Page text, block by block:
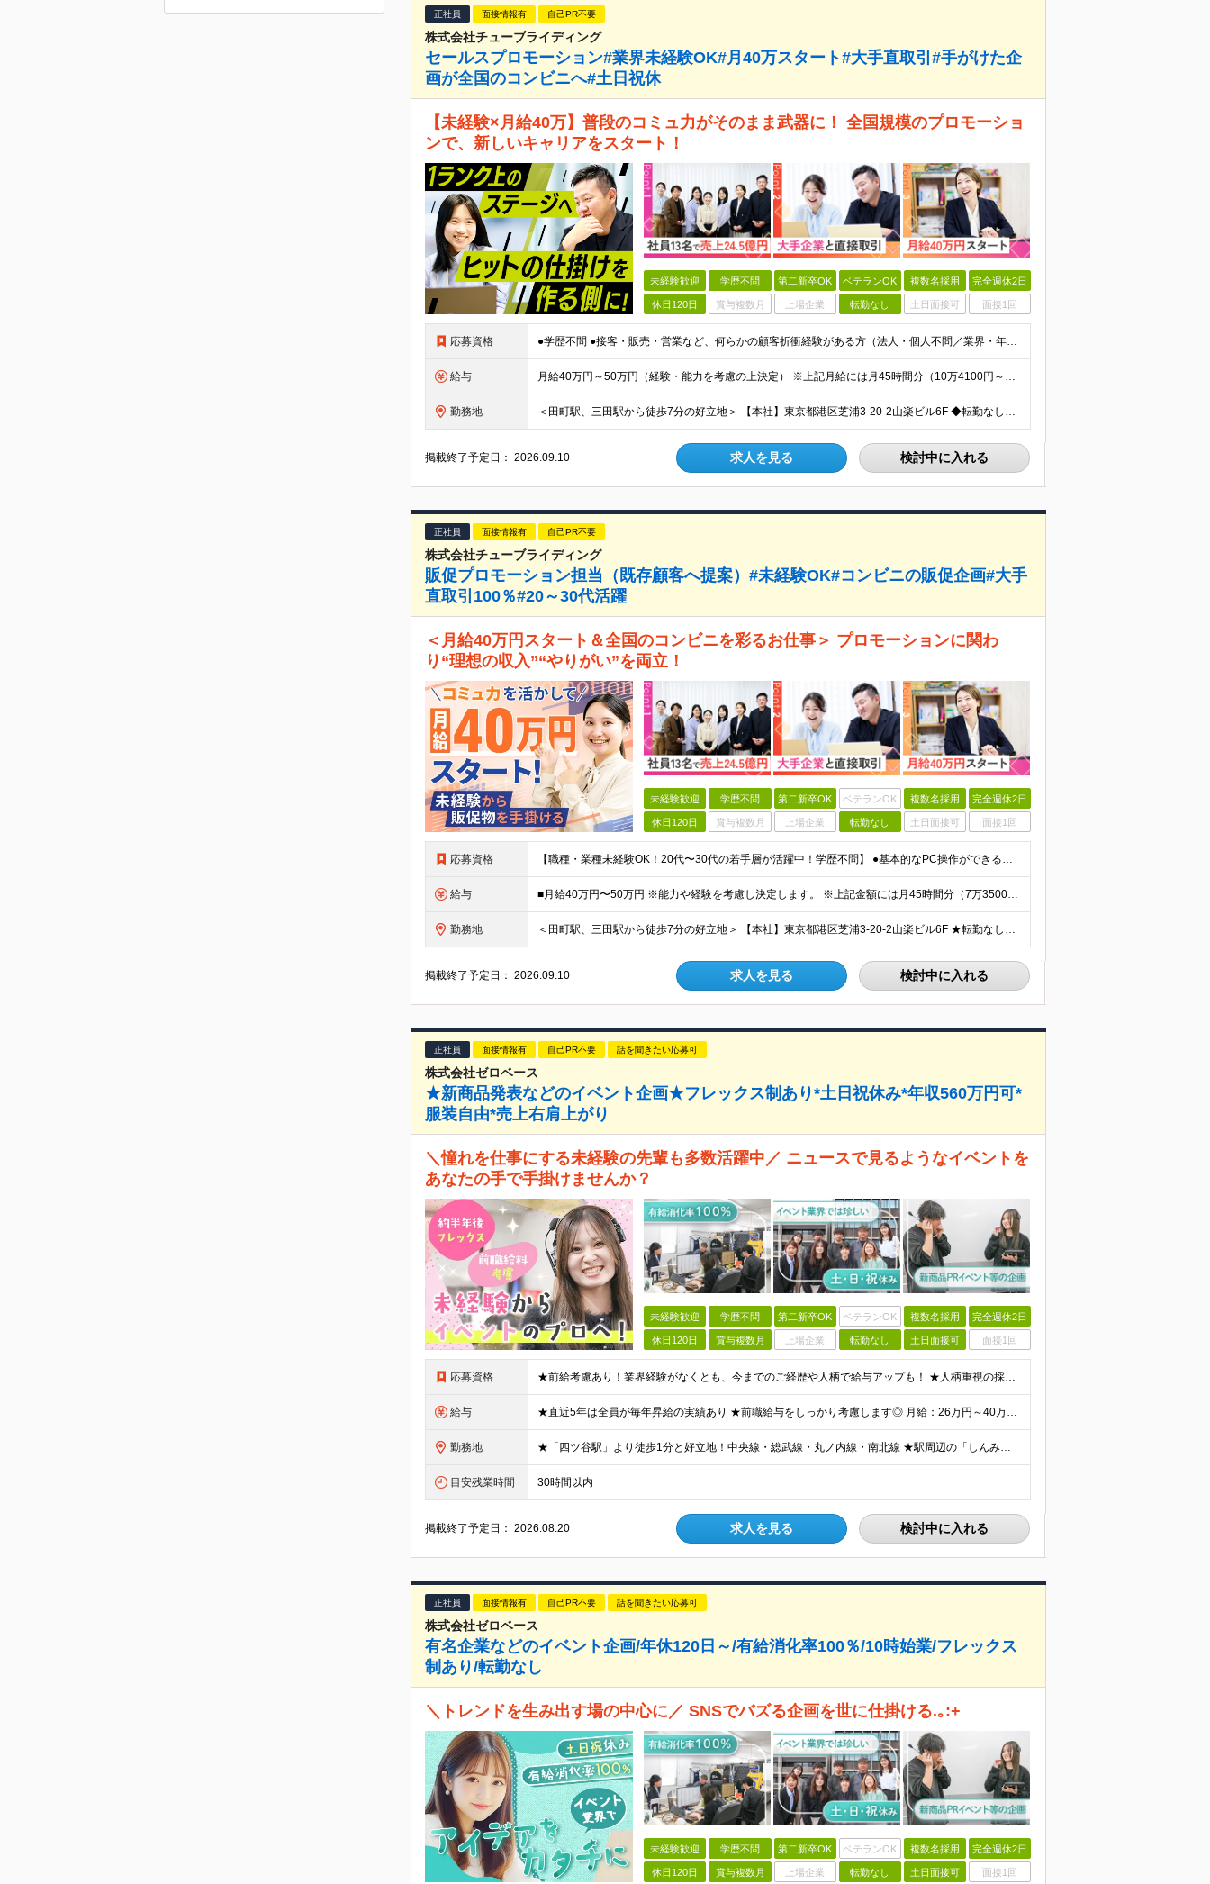
正社員 面接情報有 自己PR不要
株式会社チューブライディング
セールスプロモーション#業界未経験OK#月40万スタート#大手直取引#手がけた企
画が全国のコンビニへ#土日祝休
【未経験×月給40万】普段のコミュ力がそのまま武器に！ 全国規模のプロモーショ
ンで、新しいキャリアをスタート！
未経験歓迎 学歴不問 第二新卒OK ベテランOK 複数名採用 完全週休2日
休日120日 賞与複数月 上場企業 転勤なし 土日面接可 面接1回
応募資格 ●学歴不問 ●接客・販売・営業など、何らかの顧客折衝経験がある方（法人・個人不問／業界・年数不問） ※コミュニケーション力やヒアリング力を武器に、目標や数字を追ってきた経験（店舗売上や個人目標など）
給与 月給40万円～50万円（経験・能力を考慮の上決定） ※上記月給には月45時間分（10万4100円～）の固定残業代が含まれます。超過分は別途支給。 ※試用期間3ヶ月（待遇差異なし） ★業界経験者（印刷
勤務地 ＜田町駅、三田駅から徒歩7分の好立地＞ 【本社】東京都港区芝浦3-20-2山楽ビル6F ◆転勤なし。大手コンビニ本社からも徒歩5分圏内で連携もスムーズ！ 取引先の大手コンビニエンスストア本社が近くにあ
掲載終了予定日：2026.09.10 求人を見る 検討中に入れる
正社員 面接情報有 自己PR不要
株式会社チューブライディング
販促プロモーション担当（既存顧客へ提案）#未経験OK#コンビニの販促企画#大手
直取引100％#20～30代活躍
＜月給40万円スタート＆全国のコンビニを彩るお仕事＞ プロモーションに関わ
り“理想の収入”“やりがい”を両立！
未経験歓迎 学歴不問 第二新卒OK ベテランOK 複数名採用 完全週休2日
休日120日 賞与複数月 上場企業 転勤なし 土日面接可 面接1回
応募資格 【職種・業種未経験OK！20代〜30代の若手層が活躍中！学歴不問】 ●基本的なPC操作ができる方 └タイピング入力、Excel・PowerPointでの簡単な資料作成など ●接客・販売など、何らかの顧
給与 ■月給40万円〜50万円 ※能力や経験を考慮し決定します。 ※上記金額には月45時間分（7万3500円〜）の固定残業代を含みます。超過分は別途全額支給いたします。 ※試用期間3ヶ月（期間中の給与・待遇
勤務地 ＜田町駅、三田駅から徒歩7分の好立地＞ 【本社】東京都港区芝浦3-20-2山楽ビル6F ★転勤なし。大手コンビニ本社からも徒歩5分圏内で連携もスムーズ！ 取引先の大手コンビニエンスストア本社が近くにあ
掲載終了予定日：2026.09.10 求人を見る 検討中に入れる
正社員 面接情報有 自己PR不要 話を聞きたい応募可
株式会社ゼロベース
★新商品発表などのイベント企画★フレックス制あり*土日祝休み*年収560万円可*
服装自由*売上右肩上がり
＼憧れを仕事にする未経験の先輩も多数活躍中／ ニュースで見るようなイベントを
あなたの手で手掛けませんか？
未経験歓迎 学歴不問 第二新卒OK ベテランOK 複数名採用 完全週休2日
休日120日 賞与複数月 上場企業 転勤なし 土日面接可 面接1回
応募資格 ★前給考慮あり！業界経験がなくとも、今までのご経歴や人柄で給与アップも！ ★人柄重視の採用|「イベントって面白そう」「人と一緒に何かを作るのが好き」そんな気持ちがあれば大丈夫です◎ ◆未経験OK ◆
給与 ★直近5年は全員が毎年昇給の実績あり ★前職給与をしっかり考慮します◎ 月給：26万円～40万円＋賞与年2回 ★あなたのご経験を最大限評価します！ ―――――――――――――――――― 面接の後半
勤務地 ★「四ツ谷駅」より徒歩1分と好立地！中央線・総武線・丸ノ内線・南北線 ★駅周辺の「しんみち通り」では色々なグルメを楽しめます ★イベントは都内開催がメインです◎ 【本社】 東京都新宿区四谷1-7 第
目安残業時間 30時間以内
掲載終了予定日：2026.08.20 求人を見る 検討中に入れる
正社員 面接情報有 自己PR不要 話を聞きたい応募可
株式会社ゼロベース
有名企業などのイベント企画/年休120日～/有給消化率100％/10時始業/フレックス
制あり/転勤なし
＼トレンドを生み出す場の中心に／ SNSでバズる企画を世に仕掛ける.｡:+
未経験歓迎 学歴不問 第二新卒OK ベテランOK 複数名採用 完全週休2日
休日120日 賞与複数月 上場企業 転勤なし 土日面接可 面接1回